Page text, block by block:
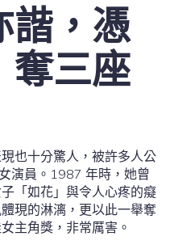
諧，憑
奪三座
也十分驚人，被許多人公
演員。1987 年時，她曾
「如花」與令人心疼的癡
現的淋漓，更以此一舉奪
主角獎，非常厲害。